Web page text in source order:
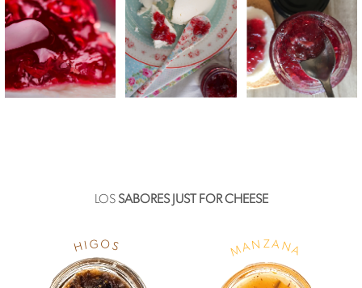
LOS SABORES JUST FOR CHEESE
HI G OS MAN ZA NA